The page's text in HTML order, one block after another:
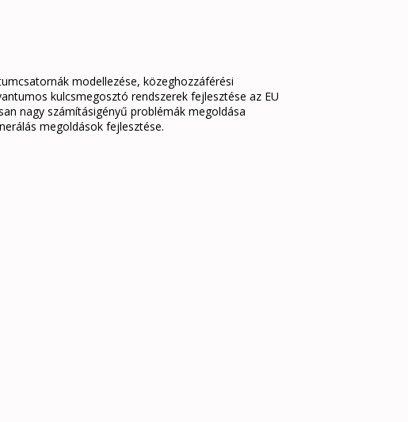
modellezése, közeghozzáférési
kulcsmegosztó rendszerek fejlesztése az EU
nagy számításigényű problémák megoldása
megoldások fejlesztése.